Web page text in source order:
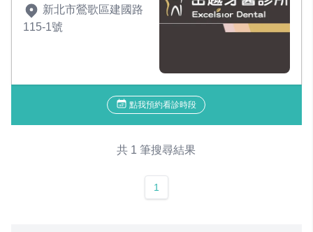
新北市鶯歌區建國路
115-1號
點我預約看診時段
共 1 筆搜尋結果
1